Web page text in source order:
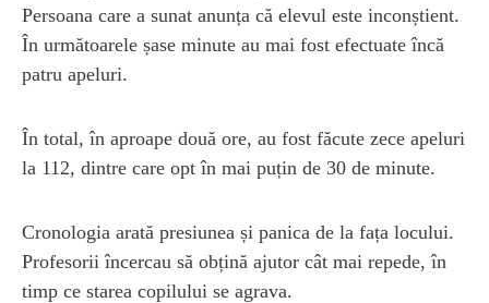
Persoana care a sunat anunța că elevul este inconștient.
În următoarele șase minute au mai fost efectuate încă
patru apeluri.
În total, în aproape două ore, au fost făcute zece apeluri
la 112, dintre care opt în mai puțin de 30 de minute.
Cronologia arată presiunea și panica de la fața locului.
Profesorii încercau să obțină ajutor cât mai repede, în
timp ce starea copilului se agrava.